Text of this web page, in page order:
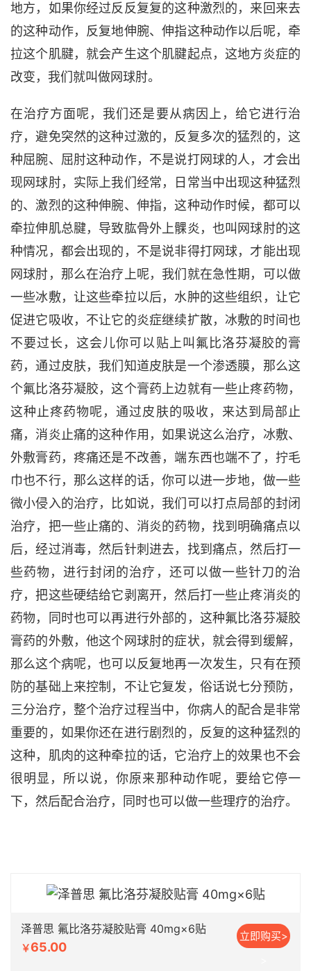
地方，如果你经过反反复复的这种激烈的，来回来去
的这种动作，反复地伸腕、伸指这种动作以后呢，牵
拉这个肌腱，就会产生这个肌腱起点，这地方炎症的
改变，我们就叫做网球肘。
在治疗方面呢，我们还是要从病因上，给它进行治
疗，避免突然的这种过激的，反复多次的猛烈的，这
种屈腕、 屈肘这种动作，不是说打网球的人，才会出
现网球肘，实际上我们经常，日常当中出现这种猛烈
的、激烈的这种伸腕、 伸指，这种动作时候，都可以
牵拉伸肌总腱，导致肱骨外上髁炎，也叫网球肘的这
种情况，都会出现的，不是说非得打网球，才能出现
网球肘，那么在治疗上呢，我们就在急性期，可以做
一些冰敷，让这些牵拉以后，水肿的这些组织，让它
促进它吸收，不让它的炎症继续扩散，冰敷的时间也
不要过长，这会儿你可以贴上叫氟比洛芬凝胶的膏
药，通过皮肤，我们知道皮肤是一个渗透膜，那么这
个氟比洛芬凝胶，这个膏药上边就有一些止疼药物，
这种止疼药物呢，通过皮肤的吸收，来达到局部止
痛，消炎止痛的这种作用，如果说这么治疗，冰敷、
外敷膏药，疼痛还是不改善，端东西也端不了，拧毛
巾也不行，那么这样的话，你可以进一步地，做一些
微小侵入的治疗，比如说，我们可以打点局部的封闭
治疗，把一些止痛的、 消炎的药物，找到明确痛点以
后，经过消毒，然后针刺进去，找到痛点，然后打一
些药物，进行封闭的治疗，还可以做一些针刀的治
疗，把这些硬结给它剥离开，然后打一些止疼消炎的
药物，同时也可以再进行外部的，这种氟比洛芬凝胶
膏药的外敷，他这个网球肘的症状，就会得到缓解，
那么这个病呢，也可以反复地再一次发生，只有在预
防的基础上来控制，不让它复发，俗话说七分预防，
三分治疗，整个治疗过程当中，你病人的配合是非常
重要的，如果你还在进行剧烈的，反复的这种猛烈的
这种，肌肉的这种牵拉的话，它治疗上的效果也不会
很明显，所以说，你原来那种动作呢，要给它停一
下，然后配合治疗，同时也可以做一些理疗的治疗。
泽普思 氟比洛芬凝胶贴膏 40mg×6贴
￥65.00
立即购买>